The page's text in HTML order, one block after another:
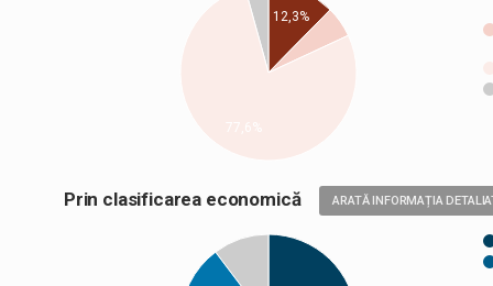
12,3%
Prin clasificarea economică ARATĂ INFORMAȚIA